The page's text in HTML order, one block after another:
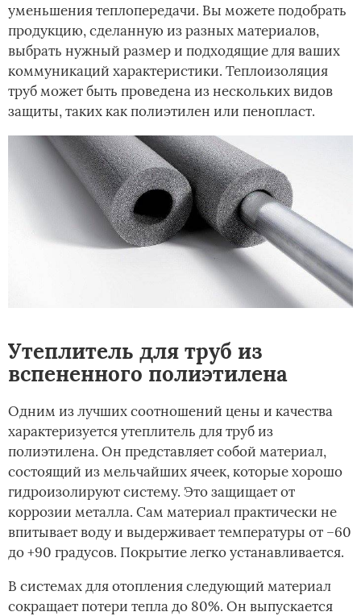
уменьшения теплопередачи. Вы можете подобрать
продукцию, сделанную из разных материалов,
выбрать нужный размер и подходящие для ваших
коммуникаций характеристики. Теплоизоляция
труб может быть проведена из нескольких видов
защиты, таких как полиэтилен или пенопласт.
Утеплитель для труб из
вспененного полиэтилена
Одним из лучших соотношений цены и качества
характеризуется утеплитель для труб из
полиэтилена. Он представляет собой материал,
состоящий из мельчайших ячеек, которые хорошо
гидроизолируют систему. Это защищает от
коррозии металла. Сам материал практически не
впитывает воду и выдерживает температуры от –60
до +90 градусов. Покрытие легко устанавливается.
В системах для отопления следующий материал
сокращает потери тепла до 80%. Он выпускается